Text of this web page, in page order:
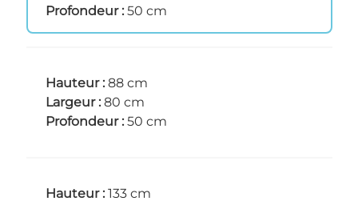
Profondeur : 50 cm
Hauteur : 88 cm
Largeur : 80 cm
Profondeur : 50 cm
Hauteur : 133 cm